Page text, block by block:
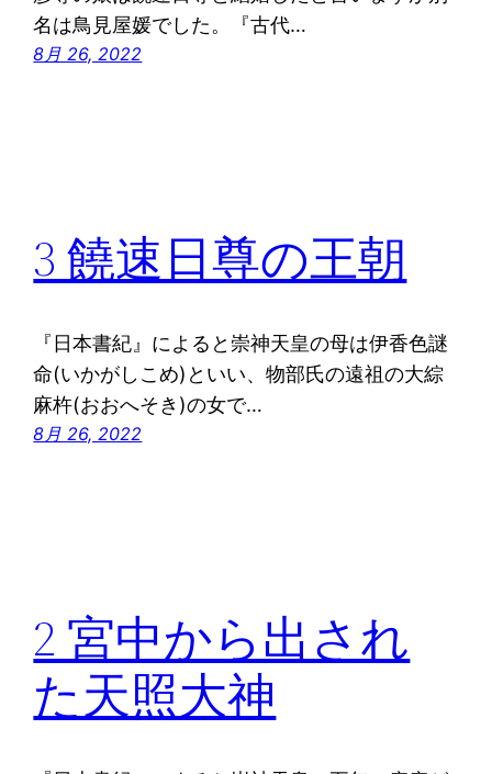
名は鳥見屋媛でした。『古代…
8月 26, 2022
3 饒速日尊の王朝
『日本書紀』によると崇神天皇の母は伊香色謎
命(いかがしこめ)といい、物部氏の遠祖の大綜
麻杵(おおへそき)の女で…
8月 26, 2022
2 宮中から出され
た天照大神